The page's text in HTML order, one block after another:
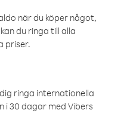
när du köper något,
du ringa till alla
priser.
ringa internationella
i 30 dagar med Vibers